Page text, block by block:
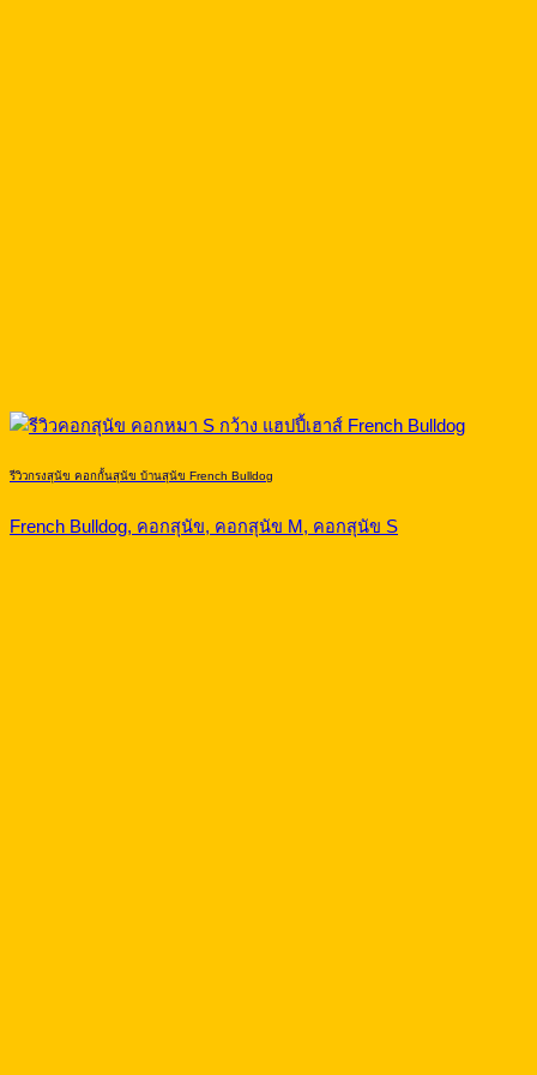
รีวิวกรงสุนัข คอกกั้นสุนัข บ้านสุนัข French Bulldog
French Bulldog, คอกสุนัข, คอกสุนัข M, คอกสุนัข S